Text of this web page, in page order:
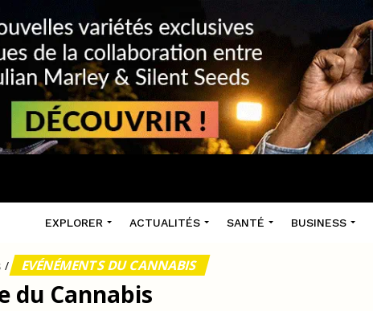
EXPLORER ACTUALITÉS SANTÉ BUSINESS
/ EVÉNÉMENTS DU CANNABIS
du Cannabis